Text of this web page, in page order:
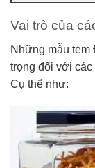
Vai trò của
Những mẫu tem
trọng đối với các
Cụ thể như: